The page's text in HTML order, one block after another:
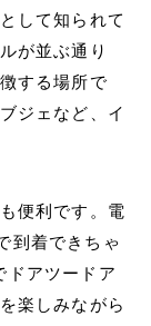
して知られて
が並ぶ通り
する場所で
ジェなど、イ
便利です。電
着できちゃ
アツードア
楽しみながら